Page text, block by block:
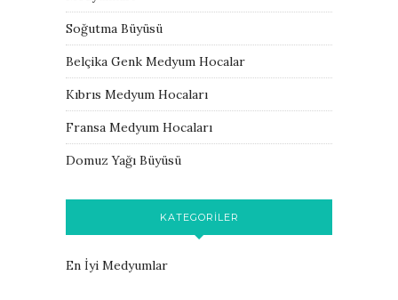
Soğutma Büyüsü
Belçika Genk Medyum Hocalar
Kıbrıs Medyum Hocaları
Fransa Medyum Hocaları
Domuz Yağı Büyüsü
KATEGORILER
En İyi Medyumlar